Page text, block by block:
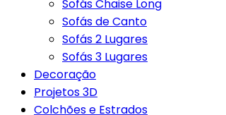
Sofás Chaise Long
Sofás de Canto
Sofás 2 Lugares
Sofás 3 Lugares
Decoração
Projetos 3D
Colchões e Estrados